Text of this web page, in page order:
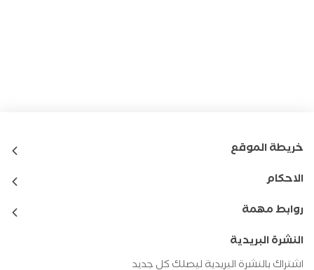
خريطة الموقع
الاحكام
روابط مهمة
النشرة البريدية
اشتراك بالنشرة البريدية ليصلك كل جديد